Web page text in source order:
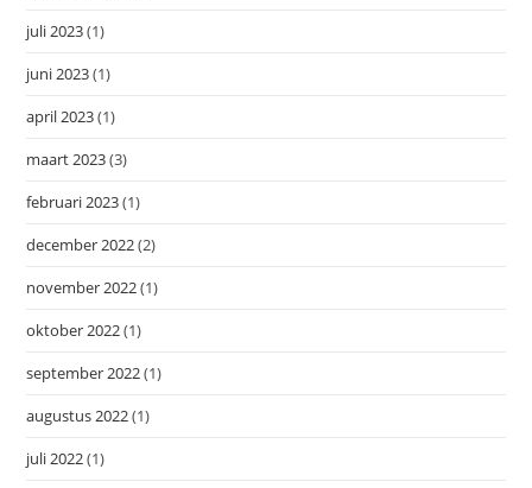
juli 2023(1)
juni 2023(1)
april 2023(1)
maart 2023(3)
februari 2023(1)
december 2022(2)
november 2022(1)
oktober 2022(1)
september 2022(1)
augustus 2022(1)
juli 2022(1)